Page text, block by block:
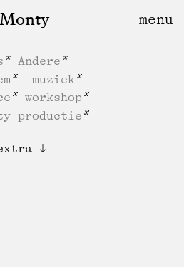
Monty
Andere
muziek
workshop
productie